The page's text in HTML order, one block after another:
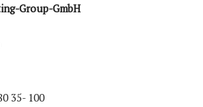
Group-GmbH
35- 100